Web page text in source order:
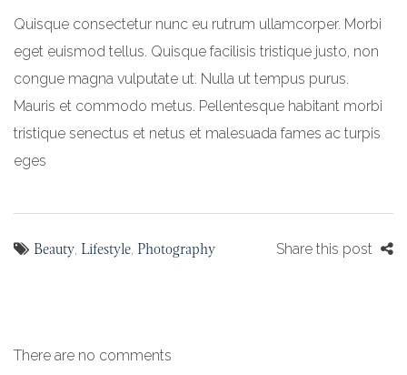
Quisque consectetur nunc eu rutrum ullamcorper. Morbi
eget euismod tellus. Quisque facilisis tristique justo, non
congue magna vulputate ut. Nulla ut tempus purus.
Mauris et commodo metus. Pellentesque habitant morbi
tristique senectus et netus et malesuada fames ac turpis
eges
Beauty, Lifestyle, Photography Share this post
There are no comments